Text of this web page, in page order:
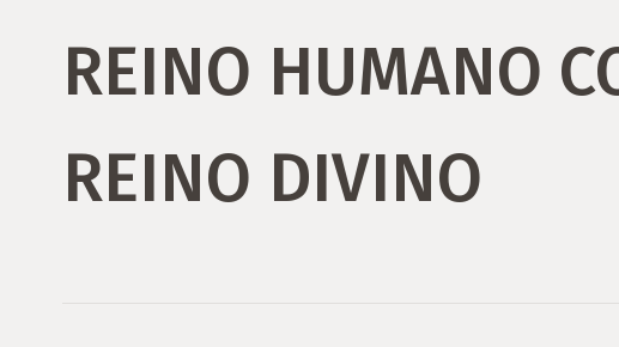
REINO HUMANO
REINO DIVINO